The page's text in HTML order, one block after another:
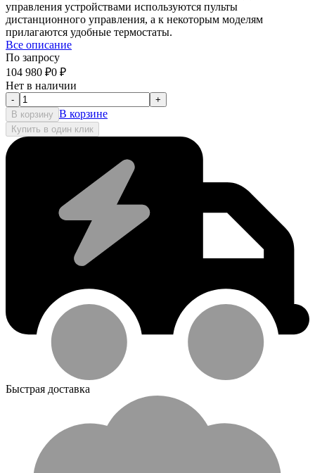
управления устройствами используются пульты
дистанционного управления, а к некоторым моделям
прилагаются удобные термостаты.
Все описание
По запросу
104 980 ₽0 ₽
Нет в наличии
-
+
В корзину В корзине
Купить в один клик
Быстрая доставка